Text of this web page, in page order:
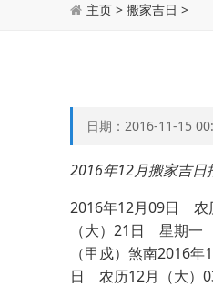
主页 > 搬家吉日 >
日期：2016-11-15
2016年12月搬家吉日
2016年12月09日
（大）21日 星期
（甲戍）煞南2016
日 农历12月（大）